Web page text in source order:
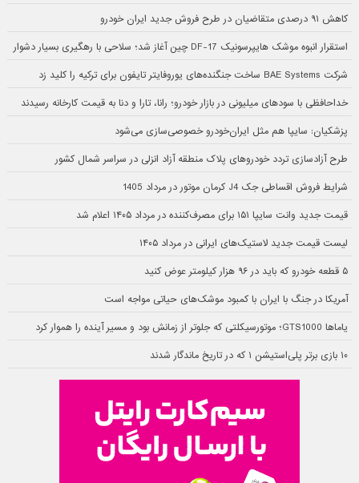
کاهش ۹۱ درصدی متقاضیان در طرح فروش جدید ایران خودرو
استقرار انبوه موشک هایپرسونیک DF-17 چین آغاز شد؛ سلاحی با رهگیری بسیار دشوار
شرکت BAE Systems ساخت جنگنده‌های یوروفایتر تایفون برای ترکیه را کلید زد
خداحافظی با سودهای میلیونی در بازار خودرو؛ رانا، تارا و دنا به قیمت کارخانه رسیدند
پزشکیان: سایپا هم مثل ایران‌خودرو خصوصی‌سازی می‌شود
طرح آزادسازی تردد خودروهای پلاک منطقه آزاد انزلی در سراسر شمال کشور
شرایط فروش اقساطی جک J4 کرمان موتور در مرداد 1405
قیمت جدید وانت سایپا ۱۵۱ برای مصرف‌کننده در مرداد ۱۴۰۵ اعلام شد
لیست قیمت جدید لاستیک‌های ایرانی در مرداد ۱۴۰۵
۵ قطعه خودرو که باید در ۹۶ هزار کیلومتر عوض کنید
آمریکا در جنگ با ایران با کمبود موشک‌های حیاتی مواجه است
یاماها GTS1000؛ موتورسیکلتی که جلوتر از زمانش بود و مسیر آینده را هموار کرد
۱۰ بازی برتر پلی‌استیشن ۱ که در تاریخ ماندگار شدند